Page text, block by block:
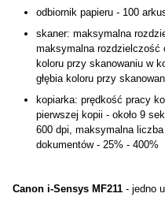
odbiornik papieru - 100
skaner: maksymalna
maksymalna rozdzielczość
koloru przy skanowaniu w
głębia koloru przy
kopiarka: prędkość pracy
pierwszej kopii - około 9
600 dpi, maksymalna
dokumentów - 25% - 400%
Canon i-Sensys MF211- jedno